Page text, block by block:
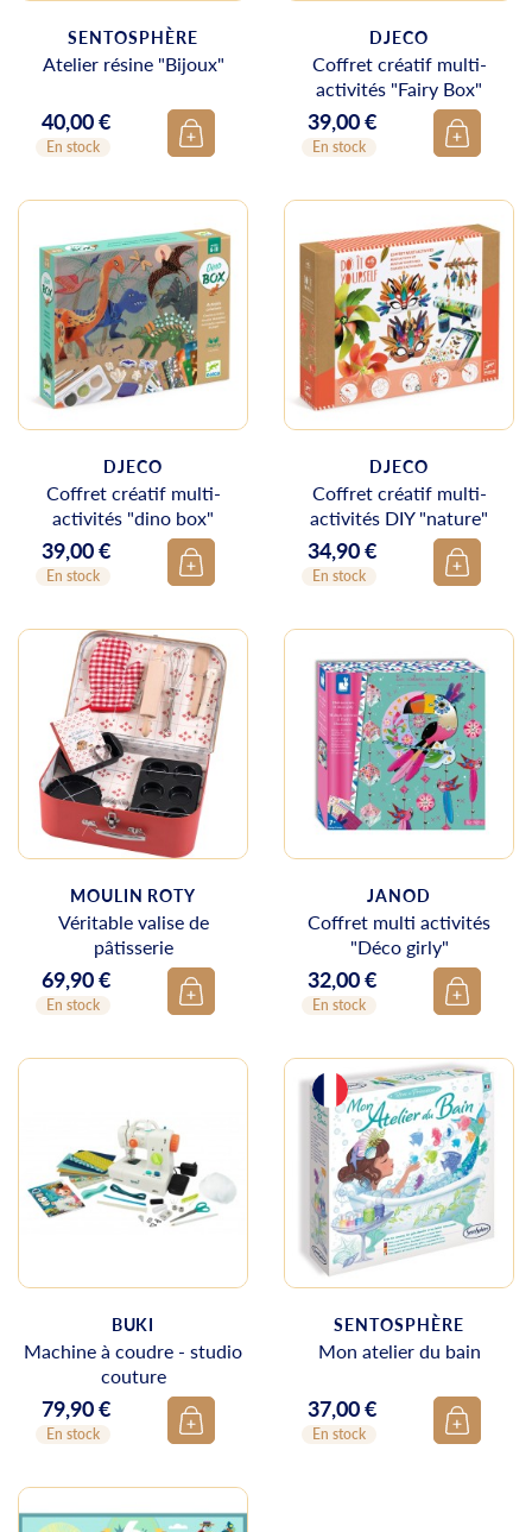
SENTOSPHÈRE
Atelier résine "Bijoux"
Prix
40,00 €
En stock
DJECO
Coffret créatif multi-
activités "Fairy Box"
Prix
39,00 €
En stock
DJECO
Coffret créatif multi-
activités "dino box"
Prix
39,00 €
En stock
DJECO
Coffret créatif multi-
activités DIY "nature"
Prix
34,90 €
En stock
MOULIN ROTY
Véritable valise de
pâtisserie
Prix
69,90 €
En stock
JANOD
Coffret multi activités
"Déco girly"
Prix
32,00 €
En stock
BUKI
Machine à coudre - studio
couture
Prix
79,90 €
En stock
SENTOSPHÈRE
Mon atelier du bain
Prix
37,00 €
En stock